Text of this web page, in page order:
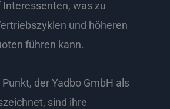
Interessenten, was zu
und höheren
führen kann.
der Yadbo GmbH als
sind ihre